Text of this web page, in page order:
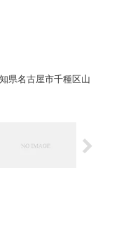
県名古屋市千種区山